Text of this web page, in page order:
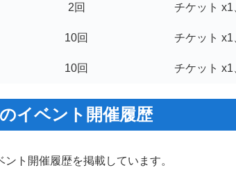
2回 チケット
10回 チケット
10回 チケット
イベント開催履歴
ト開催履歴を掲載しています。